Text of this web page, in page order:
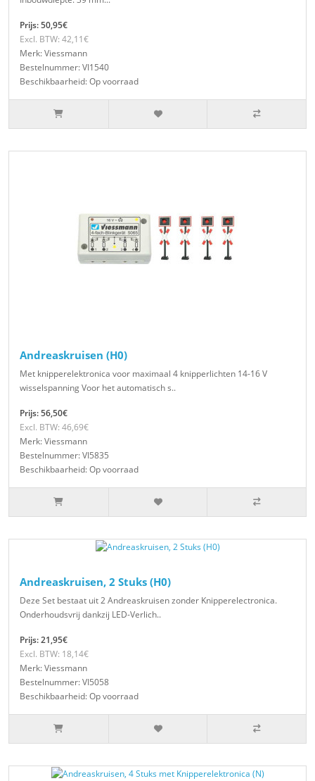
Prijs: 50,95€
Excl. BTW: 42,11€
Merk: Viessmann
Bestelnummer: VI1540
Beschikbaarheid: Op voorraad
Andreaskruisen (H0)
Met knipperelektronica voor maximaal 4 knipperlichten 14-16 V
wisselspanning Voor het automatisch s..
Prijs: 56,50€
Excl. BTW: 46,69€
Merk: Viessmann
Bestelnummer: VI5835
Beschikbaarheid: Op voorraad
Andreaskruisen, 2 Stuks (H0)
Deze Set bestaat uit 2 Andreaskruisen zonder Knipperelectronica.
Onderhoudsvrij dankzij LED-Verlich..
Prijs: 21,95€
Excl. BTW: 18,14€
Merk: Viessmann
Bestelnummer: VI5058
Beschikbaarheid: Op voorraad